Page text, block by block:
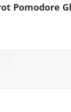
Pomodore